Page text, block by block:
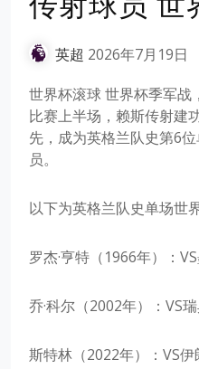
英超 2026年7月19日
世界杯滚球 世界杯季军战
比赛上半场，赖斯传射建
先，成为英格兰队史第6
员。
以下为英格兰队史单场世
罗杰·亨特（1966年）：
乔·科尔（2002年）：VS
斯特林（2022年）：VS伊